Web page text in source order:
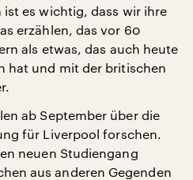
ist es wichtig, dass wir ihre
erzählen, das vor 60
als etwas, das auch heute
hat und mit der britischen
ab September über die
für Liverpool forschen.
neuen Studiengang
aus anderen Gegenden